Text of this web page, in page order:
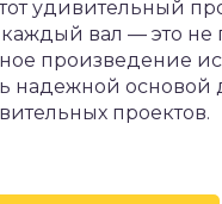
удивительный
вал — это не
произведение
надежной основой
проектов.